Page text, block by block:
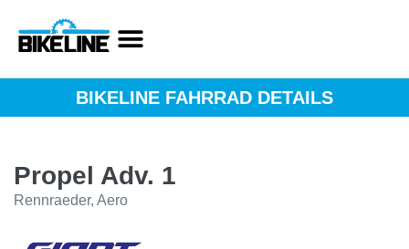
BIKELINE FAHRRAD DETAILS
Propel Adv. 1
Rennraeder, Aero